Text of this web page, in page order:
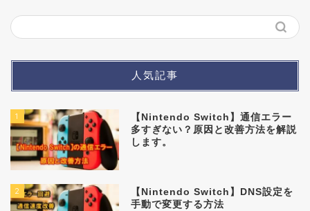
人気記事
1
【Nintendo Switch】通信エラー
多すぎない？原因と改善方法を解説
します。
2
【Nintendo Switch】DNS設定を
手動で変更する方法